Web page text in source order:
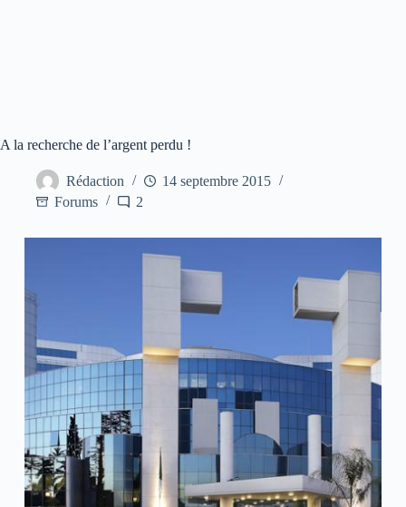
A la recherche de l’argent perdu !
Rédaction
14 septembre 2015
Forums
2